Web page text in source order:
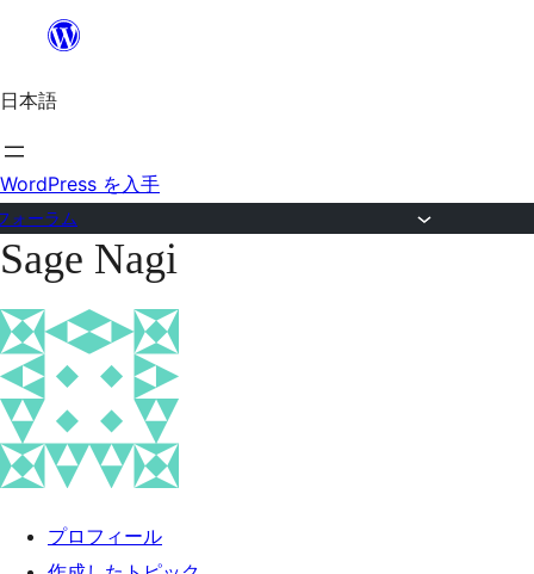
を
ス
キ
ッ
プ
日本語
WordPress を入手
ォーラム
コ
テ
ン
ツ
へ
ス
Sage Nagi
プロフィール